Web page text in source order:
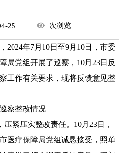
25 次浏览
2024年7月10日至9月10日，市委
局党组开展了巡察，10月23日反
工作有关要求，现将反馈意见整
察整改情况
紧压实整改责任。 10月23日，
医疗保障局党组诚恳接受，照单